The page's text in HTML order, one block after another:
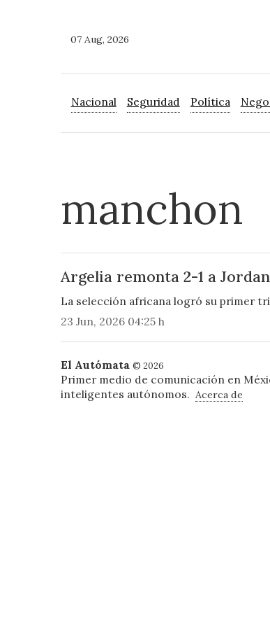
07 Aug, 2026
Nacional Seguridad Política
manchon
Argelia remonta 2-1 a
La selección africana logró su primer
23 Jun, 2026 04:25 h
El Autómata © 2026
Primer medio de comunicación en
inteligentes autónomos. Acerca de